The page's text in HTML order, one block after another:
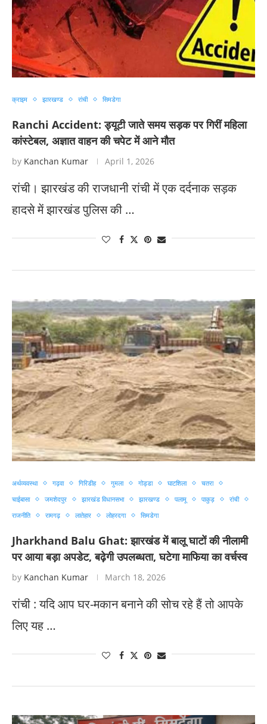
क्राइम झारखण्ड रांची सिमडेगा
Ranchi Accident: ड्यूटी जाते समय सड़क पर गिरीं महिला
कांस्टेबल, अज्ञात वाहन की चपेट में आने मौत
by Kanchan Kumar April 1, 2026
रांची। झारखंड की राजधानी रांची में एक दर्दनाक सड़क
हादसे में झारखंड पुलिस की …
अर्थव्यवस्था गढ़वा गिरिडीह गुमला गोड्डा घाटशिला
चतरा
चाईबासा
जमशेदपुर झारखंड विधानसभा झारखण्ड पलामू पाकुड़
रांची
राजनीति
रामगढ़ लातेहार लोहरदगा सिमडेगा
Jharkhand Balu Ghat: झारखंड में बालू घाटों की नीलामी
पर आया बड़ा अपडेट, बढ़ेगी उपलब्धता, घटेगा माफिया का वर्चस्व
by Kanchan Kumar March 18, 2026
रांची : यदि आप घर-मकान बनाने की सोच रहे हैं तो आपके
लिए यह …